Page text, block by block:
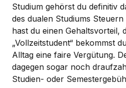
Studium gehörst du definitiv
des dualen Studiums
hast du einen Gehaltsvorteil,
„Vollzeitstudent“ bekommst
Alltag eine faire Vergütung.
dagegen sogar noch
Studien- oder